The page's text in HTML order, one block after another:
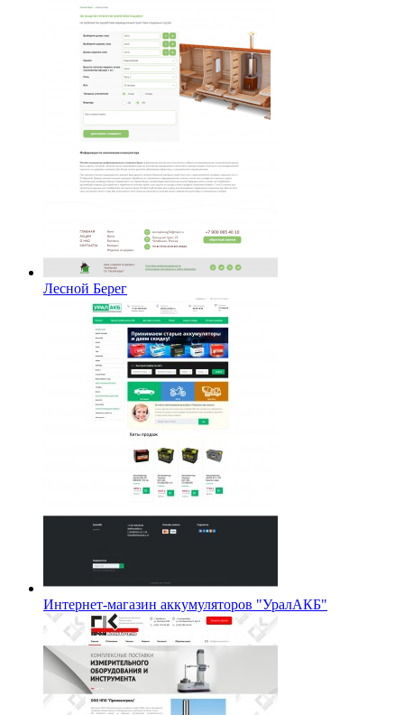
Лесной Берег
Интернет-магазин аккумуляторов "УралАКБ"